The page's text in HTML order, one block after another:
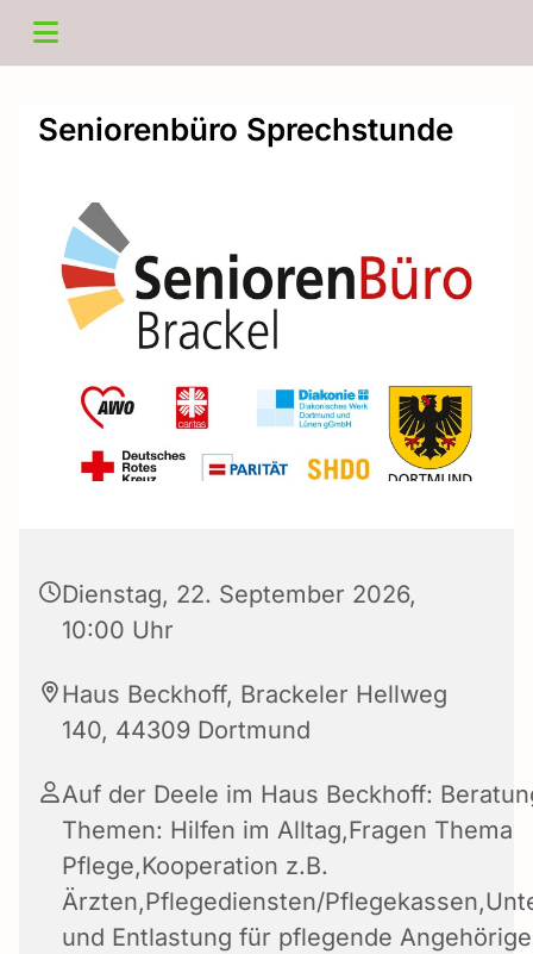
Seniorenbüro Sprechstunde
Dienstag, 22. September 2026,
10:00 Uhr
Haus Beckhoff, Brackeler Hellweg
140, 44309 Dortmund
Auf der Deele im Haus Beckhoff:
Themen: Hilfen im Alltag,Fragen Thema
Pflege,Kooperation z.B.
Ärzten,Pflegediensten/
und Entlastung für pflegende